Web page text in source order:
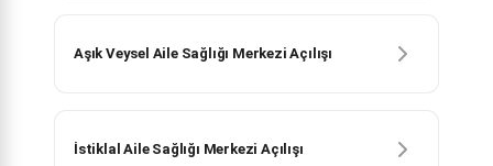
Aşık Veysel Aile Sağlığı Merkezi Açılışı
İstiklal Aile Sağlığı Merkezi Açılışı